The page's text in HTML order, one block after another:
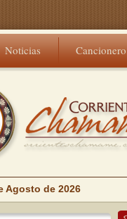
Noticias Cancionero
Agosto de 2026